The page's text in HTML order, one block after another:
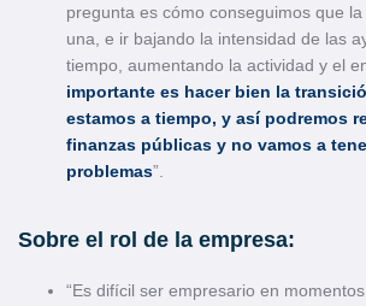
pregunta es cómo conseguimos que
una, e ir bajando la intensidad de las
tiempo, aumentando la actividad y el
importante es hacer bien la
estamos a tiempo, y así podremos
finanzas públicas y no vamos a
problemas”.
Sobre el rol de la empresa:
“Es difícil ser empresario en